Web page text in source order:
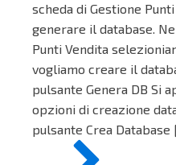
scheda di Gestione
generare il database.
Punti Vendita
vogliamo creare il
pulsante Genera DB Si
opzioni di creazione
pulsante Crea